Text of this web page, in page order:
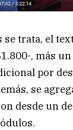
se trata, el
, más
por
se
desde un